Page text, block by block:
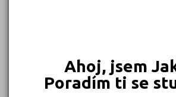
Ahoj, jsem
Poradím ti se
Jindřichova 164, 34401 Domažlice
Ředitel: